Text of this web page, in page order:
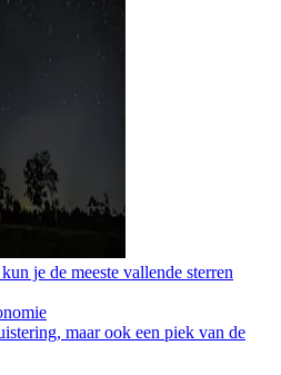
je de meeste vallende sterren
maar ook een piek van de